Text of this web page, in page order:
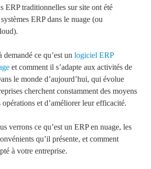
ERP traditionnelles sur site ont été
ERP dans le nuage (ou
demandé ce qu’est un logiciel ERP
et comment il s’adapte aux activités de
le monde d’aujourd’hui, qui évolue
cherchent constamment des moyens
et d’améliorer leur efficacité.
verrons ce qu’est un ERP en nuage, les
qu’il présente, et comment
à votre entreprise.